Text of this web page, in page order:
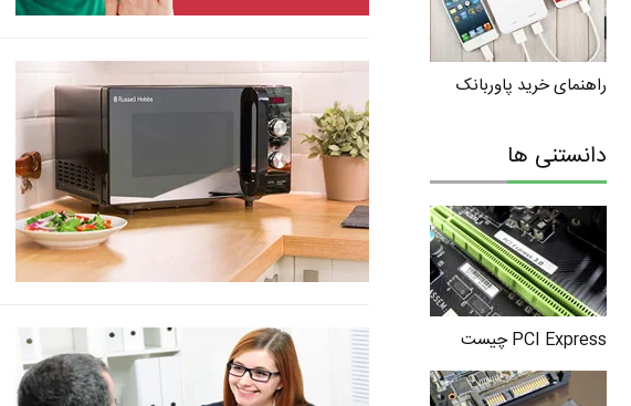
راهنمای خرید پاوربانک
دانستنی ها
PCI Express چیست